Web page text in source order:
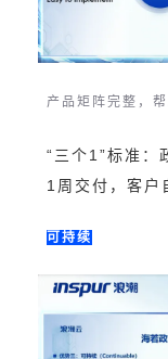
产品矩阵完整，
“三个1”标准：
1周交付，客户
可持续